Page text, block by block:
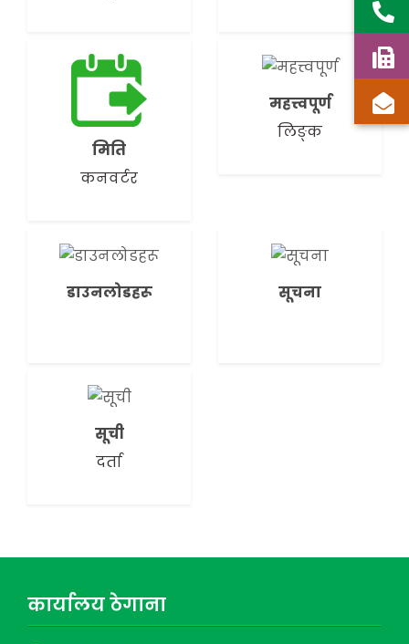
मिति
कनवर्टर
महत्त्वपूर्ण
लिङ्क
डाउनलोडहरू सूचना
सूची
दर्ता
कार्यालय ठेगाना